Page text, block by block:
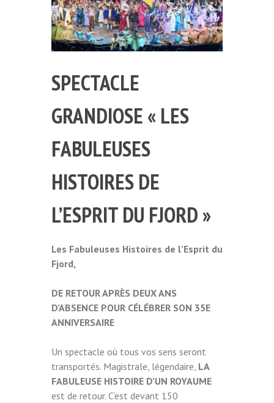
SPECTACLE
GRANDIOSE « LES
FABULEUSES
HISTOIRES DE
L’ESPRIT DU FJORD »
Les Fabuleuses Histoires de l’Esprit du
Fjord,
DE RETOUR APRÈS DEUX ANS
D’ABSENCE POUR CÉLÉBRER SON 35E
ANNIVERSAIRE
Un spectacle où tous vos sens seront
transportés. Magistrale, légendaire, LA
FABULEUSE HISTOIRE D’UN ROYAUME
est de retour. C’est devant 150